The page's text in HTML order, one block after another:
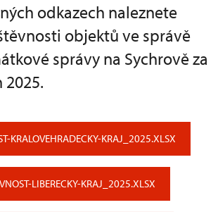
odkazech naleznete
objektů ve správě
správy na Sychrově za
KRALOVEHRADECKY-KRAJ_2025.XLSX
LIBERECKY-KRAJ_2025.XLSX